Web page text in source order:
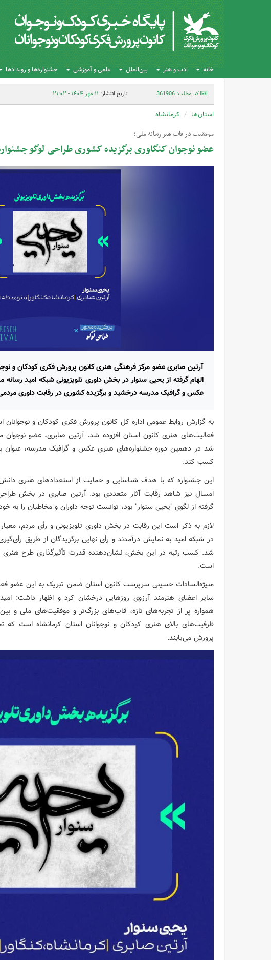
خانه ادب و هنر بین‌الملل علمی و آموزشی جشنواره‌ها و رویدادها
کد مطلب: 361906 تاریخ انتشار: ۱۱ مهر ۱۴۰۴ - ۲۱:۰۲
استان‌ها کرمانشاه
موفقیت در قاب هنر رسانه ملی؛
عضو نوجوان کنگاوری برگزیده کشوری طراحی لوگو
آرتین صابری عضو مرکز فرهنگی هنری کانون پرورش فکری کودکان و
الهام گرفته از یحیی سنوار در بخش داوری تلویزیونی شبکه امید
عکس و گرافیک مدرسه درخشید و برگزیده کشوری در رقابت داوری
به گزارش روابط عمومی اداره کل کانون پرورش فکری کودکان و نوجوانان
فعالیت‌های هنری کانون استان افزوده شد. آرتین صابری، عضو نوجوان
شد در دهمین دوره جشنواره‌های هنری عکس و گرافیک مدرسه، عنوان
کسب کند.
این جشنواره که با هدف شناسایی و حمایت از استعدادهای هنری
امسال نیز شاهد رقابت آثار متعددی بود. آرتین صابری در بخش طراحی
گرفته از لگوی "یحیی سنوار" بود، توانست توجه داوران و مخاطبان را به
لازم به ذکر است این رقابت در بخش داوری تلویزیونی و رأی مردم،
در شبکه امید به نمایش درآمدند و رأی نهایی برگزیدگان از طریق
شد. کسب رتبه در این بخش، نشان‌دهنده قدرت تأثیرگذاری طرح هنری
است.
منیژه‌السادات حسینی سرپرست کانون استان ضمن تبریک به این عضو
سایر اعضای هنرمند آرزوی روزهایی درخشان کرد و اظهار داشت:
همواره پر از تجربه‌های تازه، قاب‌های بزرگ‌تر و موفقیت‌های ملی و
ظرفیت‌های بالای هنری کودکان و نوجوانان استان کرمانشاه است
پرورش می‌یابند.